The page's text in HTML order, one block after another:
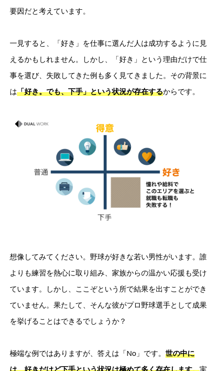
要因だと考えています。
一見すると、「好き」を仕事に選んだ人は成功するように見
えるかもしれません。しかし、「好き」という理由だけで仕
事を選び、失敗してきた例も多く見てきました。その背景に
は「好き。でも、下手」という状況が存在するからです。
想像してみてください。野球が好きな若い男性がいます。誰
よりも練習を熱心に取り組み、家族からの温かい応援も受け
ています。しかし、ここぞという所で結果を出すことができ
ていません。果たして、そんな彼がプロ野球選手として成果
を挙げることはできるでしょうか？
極端な例ではありますが、答えは「No」です。 世の中に